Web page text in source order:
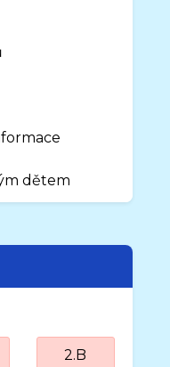
dětem
2.B